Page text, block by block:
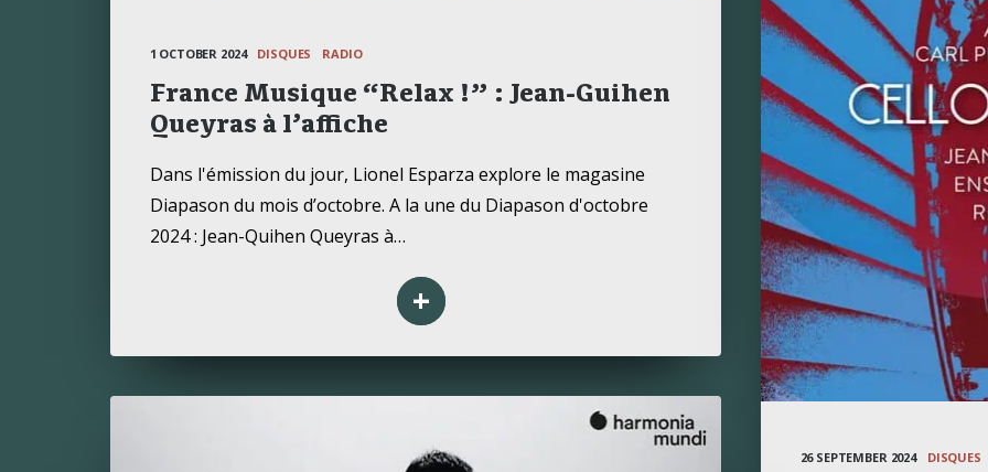
1 OCTOBER 2024 DISQUES RADIO
France Musique “Relax !” : Jean-Guihen
Queyras à l’affiche
Dans l'émission du jour, Lionel Esparza explore le magasine
Diapason du mois d’octobre. A la une du Diapason d'octobre
2024 : Jean-Quihen Queyras à…
+
26 SEPTEMBER 2024 DISQUES